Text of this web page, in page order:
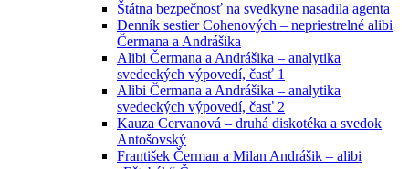
Štátna bezpečnosť na svedkyne nasadila agenta
Denník sestier Cohenových – nepriestrelné alibi
Čermana a Andrášika
Alibi Čermana a Andrášika – analytika
svedeckých výpovedí, časť 1
Alibi Čermana a Andrášika – analytika
svedeckých výpovedí, časť 2
Kauza Cervanová – druhá diskotéka a svedok
Antošovský
František Čerman a Milan Andrášik – alibi